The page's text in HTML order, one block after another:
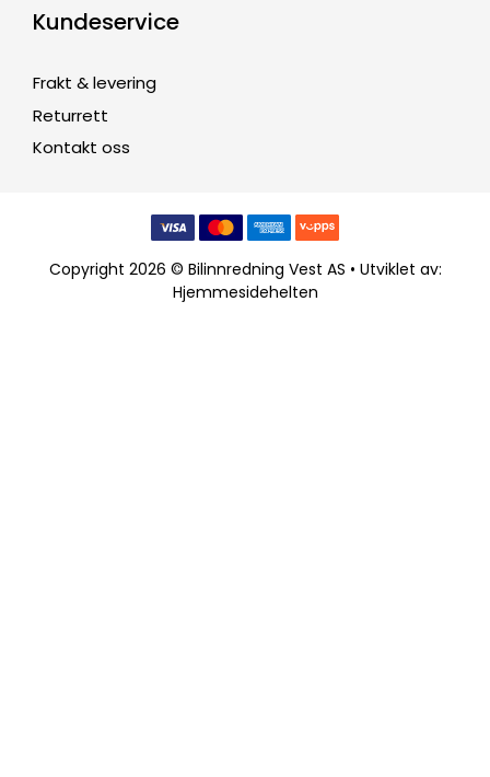
Kundeservice
Frakt & levering
Returrett
Kontakt oss
Copyright 2026 © Bilinnredning Vest AS • Utviklet av:
Hjemmesidehelten